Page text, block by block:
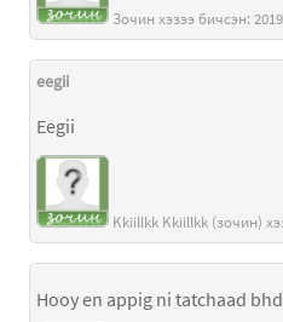
eegii
Eegii
Hooy en appig ni tatchaad